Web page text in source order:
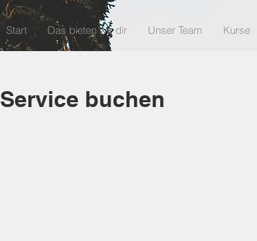
Start Das bieten wir dir Unser Team Kurse
Service buchen